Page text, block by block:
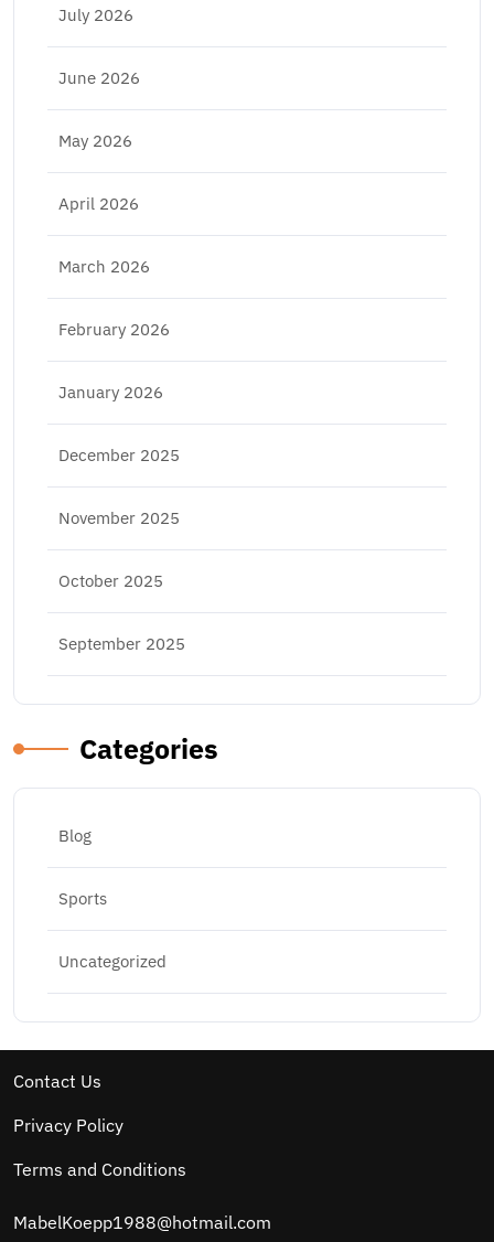
July 2026
June 2026
May 2026
April 2026
March 2026
February 2026
January 2026
December 2025
November 2025
October 2025
September 2025
Categories
Blog
Sports
Uncategorized
Contact Us
Privacy Policy
Terms and Conditions
MabelKoepp1988@hotmail.com